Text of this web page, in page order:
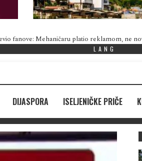
fanove: Mehaničaru platio reklamom, ne
LANG
DIJASPORA ISELJENIČKE PRIČE